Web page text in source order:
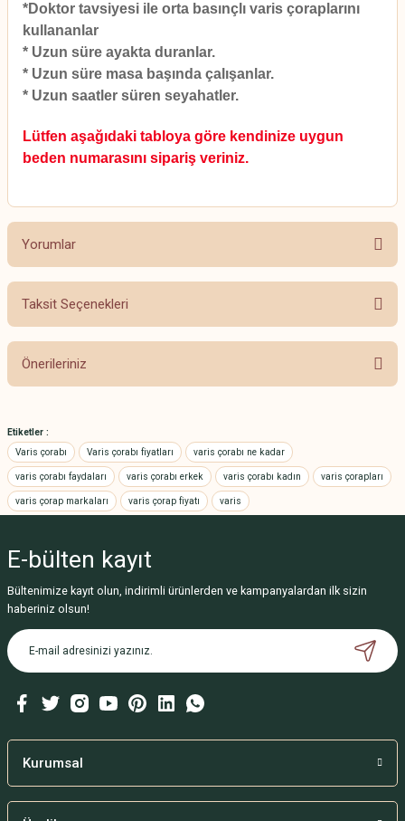
*Doktor tavsiyesi ile orta basınçlı varis çoraplarını
kullananlar
* Uzun süre ayakta duranlar.
* Uzun süre masa başında çalışanlar.
* Uzun saatler süren seyahatler.
Lütfen aşağıdaki tabloya göre kendinize uygun
beden numarasını sipariş veriniz.
Yorumlar
Bu ürüne ilk yorumu siz yapın!
Taksit Seçenekleri
Önerileriniz
yetersiz gördüğünüz noktaları öneri formunu kullanarak tarafımıza
iletebilirsiniz.
Görüş ve önerileriniz için teşekkür ederiz.
Ürün resmi kalitesiz, bozuk veya görüntülenemiyor.
Ürün bilgilerinde hatalar bulunuyor.
Ürün fiyatı diğer sitelerden daha pahalı.
Bu ürüne benzer farklı alternatifler olmalı.
Etiketler :
Varis çorabı
Varis çorabı fiyatları varis çorabı ne kadar
varis çorabı faydaları varis çorabı erkek varis çorabı kadın varis çorapları
varis çorap markaları varis çorap fiyatı varis
E-bülten kayıt
Bültenimize kayıt olun, indirimli ürünlerden ve kampanyalardan ilk sizin
haberiniz olsun!
Kurumsal